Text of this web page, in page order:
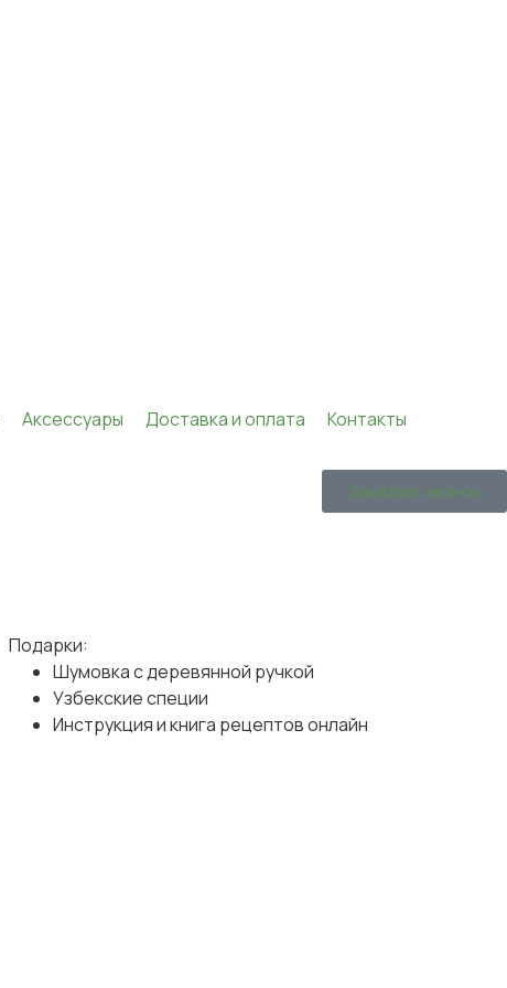
Аксессуары Доставка и оплата Контакты
Заказать звонок
Подарки:
Шумовка с деревянной ручкой
Узбекские специи
Инструкция и книга рецептов онлайн